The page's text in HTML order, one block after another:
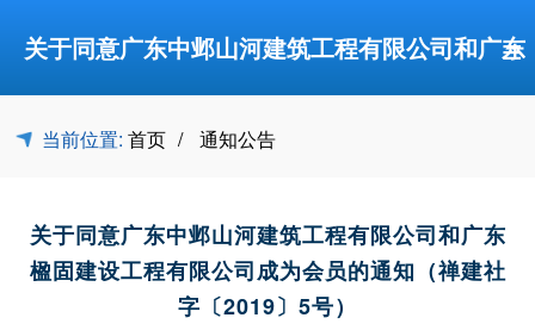
关于同意广东中邺山河建筑工程有限公司和广东
楹固建设工程有限公司成为会员的通知（禅建社字
〔2019〕5号）-通知公告-佛山市禅城区建筑业协
≡
当前位置: 首页 通知公告
关于同意广东中邺山河建筑工程有限公司和广东
楹固建设工程有限公司成为会员的通知（禅建社
字〔2019〕5号）